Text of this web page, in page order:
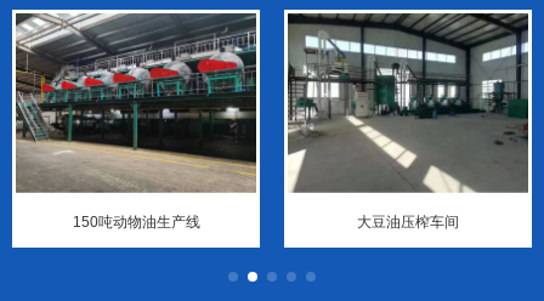
150吨动物油生产线 大豆油压榨车间